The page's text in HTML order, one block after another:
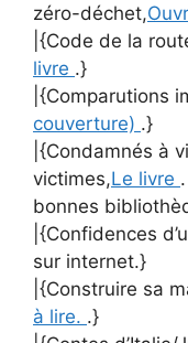
zéro-déchet,
|{Code de la
livre .}
|{Comparutions
couverture) .}
|{Condamnés à
victimes,Le livre
bonnes
|{Confidences
sur internet.}
|{Construire sa
à lire. .}